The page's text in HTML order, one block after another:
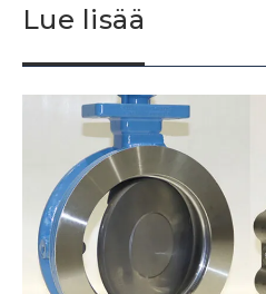
Lue lisää